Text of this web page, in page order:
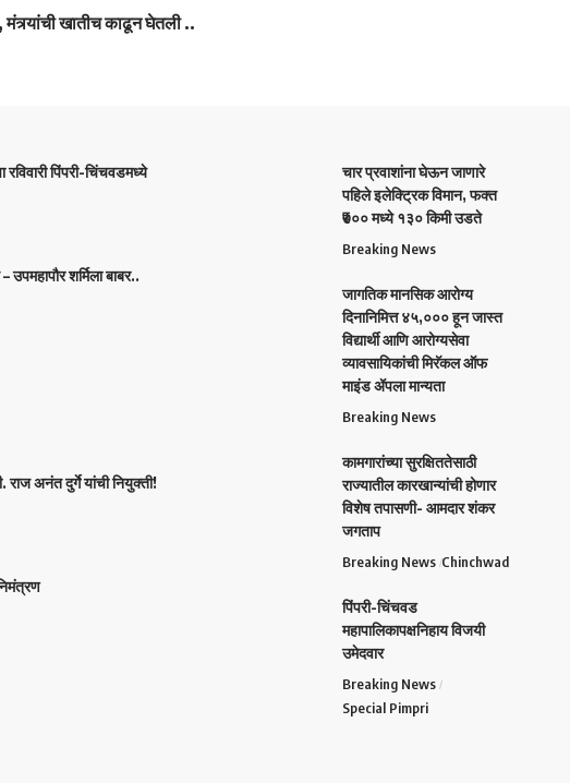
मंत्र्यांची खातीच काढून घेतली ..
रविवारी पिंपरी-चिंचवडमध्ये
शर्मिला बाबर..
अनंत दुर्गे यांची नियुक्ती!
चार प्रवाशांना घेऊन जाणारे
पहिले इलेक्ट्रिक विमान, फक्त
₹७०० मध्ये १३० किमी उडते
Breaking News
जागतिक मानसिक आरोग्य
दिनानिमित्त ४५,००० हून जास्त
विद्यार्थी आणि आरोग्यसेवा
व्यावसायिकांची मिरॅकल ऑफ
माइंड ॲपला मान्यता
Breaking News
कामगारांच्या सुरक्षिततेसाठी
राज्यातील कारखान्यांची होणार
विशेष तपासणी- आमदार शंकर
जगताप
Breaking News Chinchwad
पिंपरी-चिंचवड
महापालिकापक्षनिहाय विजयी
उमेदवार
Breaking News
Special Pimpri